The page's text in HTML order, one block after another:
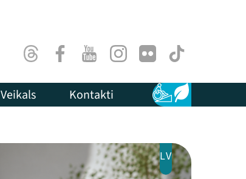
ThreadsFacebookYoutubeInstagram
Flick TikTok
Veikals Kontakti Pieejamība
Ilgtspēja
LV